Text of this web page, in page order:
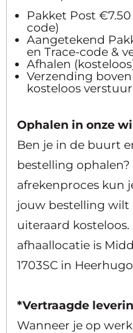
Pakket Post
code)
Aangetekend
en Trace-code &
Afhalen
Verzending
kosteloos
Ophalen in onze
Ben je in de buurt
bestelling
afrekenproces kun
jouw bestelling wilt
uiteraard
afhaallocatie is
1703SC in
*Vertraagde
Wanneer je op